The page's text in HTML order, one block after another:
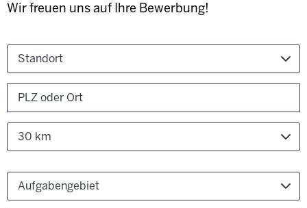
Wir freuen uns auf Ihre Bewerbung!
Standort
30 km
Aufgabengebiet